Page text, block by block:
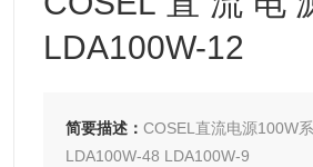
LDA100W-12
简要描述：COSEL直流电源100W
LDA100W-48 LDA100W-9